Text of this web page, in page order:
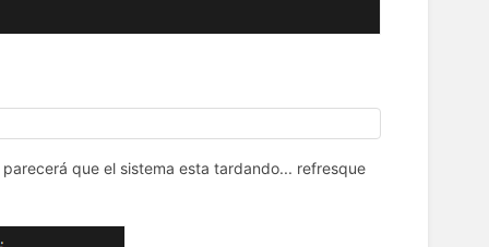
que el sistema esta tardando... refresque